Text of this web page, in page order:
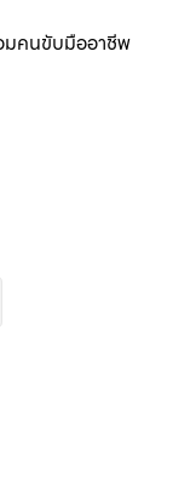
มคนขับมืออาชีพ